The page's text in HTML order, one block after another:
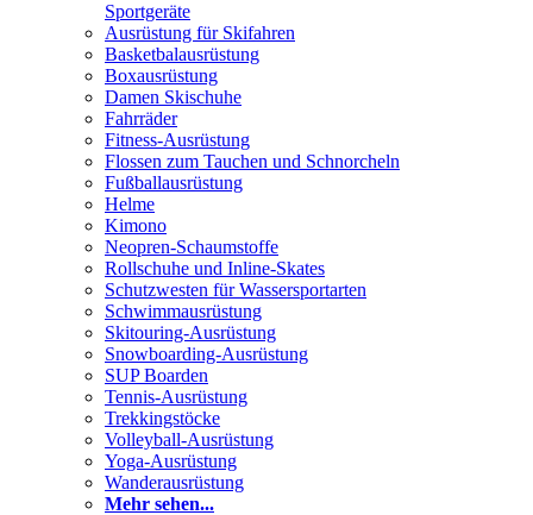
Sportgeräte
Ausrüstung für Skifahren
Basketbalausrüstung
Boxausrüstung
Damen Skischuhe
Fahrräder
Fitness-Ausrüstung
Flossen zum Tauchen und Schnorcheln
Fußballausrüstung
Helme
Kimono
Neopren-Schaumstoffe
Rollschuhe und Inline-Skates
Schutzwesten für Wassersportarten
Schwimmausrüstung
Skitouring-Ausrüstung
Snowboarding-Ausrüstung
SUP Boarden
Tennis-Ausrüstung
Trekkingstöcke
Volleyball-Ausrüstung
Yoga-Ausrüstung
Wanderausrüstung
Mehr sehen...